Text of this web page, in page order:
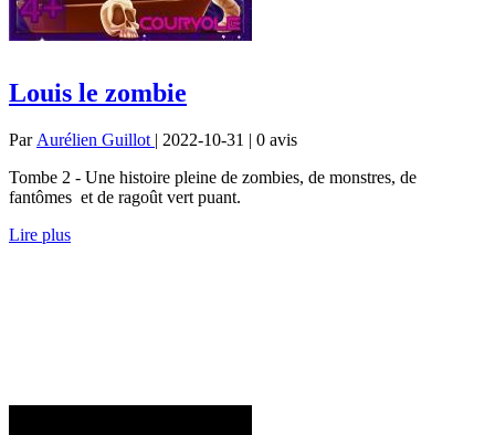
Louis le zombie
Par Aurélien Guillot | 2022-10-31 | 0 avis
Tombe 2 - Une histoire pleine de zombies, de monstres, de
fantômes et de ragoût vert puant.
Lire plus